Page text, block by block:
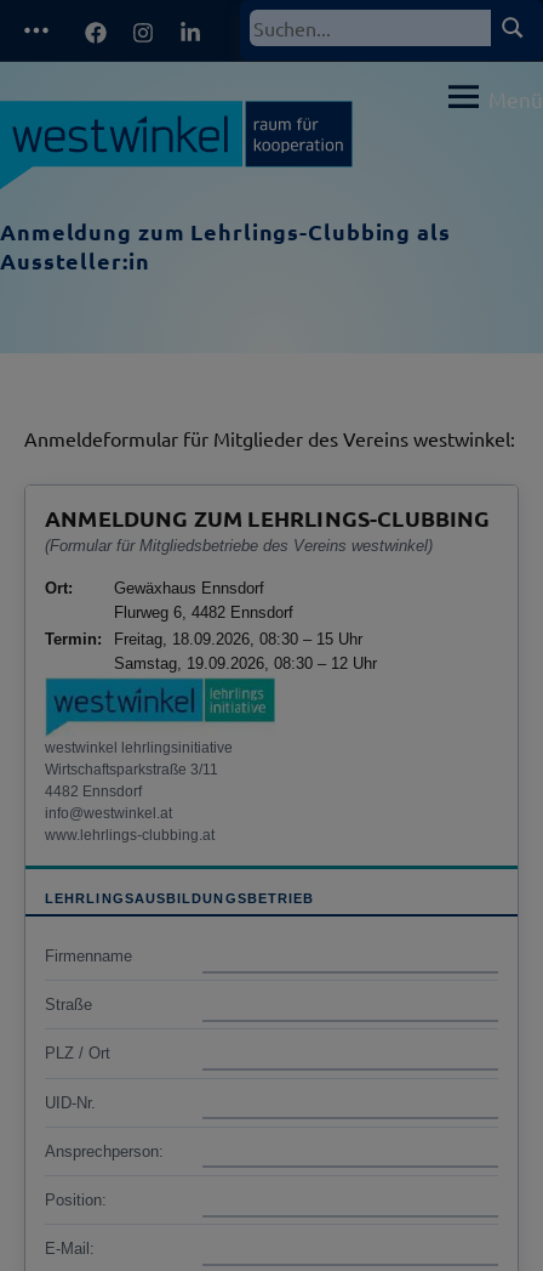
FacebookInstagramLinkedIn
Suchen
Menü
Anmeldung zum Lehrlings-Clubbing als
Aussteller:in
Anmeldeformular für Mitglieder des Vereins westwinkel:
ANMELDUNG ZUM LEHRLINGS-CLUBBING
(Formular für Mitgliedsbetriebe des Vereins westwinkel)
Ort:
Gewäxhaus Ennsdorf
Flurweg 6, 4482 Ennsdorf
Termin:
Freitag, 18.09.2026, 08:30 – 15 Uhr
Samstag, 19.09.2026, 08:30 – 12 Uhr
westwinkel lehrlingsinitiative
Wirtschaftsparkstraße 3/11
4482 Ennsdorf
info@westwinkel.at
www.lehrlings-clubbing.at
LEHRLINGSAUSBILDUNGSBETRIEB
Firmenname
Straße
PLZ / Ort
UID-Nr.
Ansprechperson:
Position:
E-Mail: